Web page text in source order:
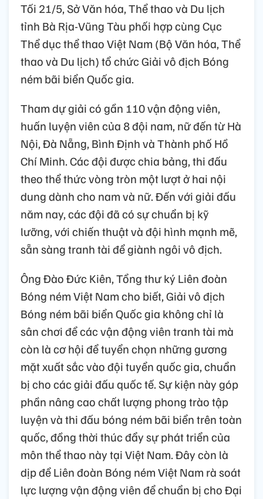
Tối 21/5, Sở Văn hóa, Thể thao và Du lịch
tỉnh Bà Rịa-Vũng Tàu phối hợp cùng Cục
Thể dục thể thao Việt Nam (Bộ Văn hóa, Thể
thao và Du lịch) tổ chức Giải vô địch Bóng
ném bãi biển Quốc gia.
Tham dự giải có gần 110 vận động viên,
huấn luyện viên của 8 đội nam, nữ đến từ Hà
Nội, Đà Nẵng, Bình Định và Thành phố Hồ
Chí Minh. Các đội được chia bảng, thi đấu
theo thể thức vòng tròn một lượt ở hai nội
dung dành cho nam và nữ. Đến với giải đấu
năm nay, các đội đã có sự chuẩn bị kỹ
lưỡng, với chiến thuật và đội hình mạnh mẽ,
sẵn sàng tranh tài để giành ngôi vô địch.
Ông Đào Đức Kiên, Tổng thư ký Liên đoàn
Bóng ném Việt Nam cho biết, Giải vô địch
Bóng ném bãi biển Quốc gia không chỉ là
sân chơi để các vận động viên tranh tài mà
còn là cơ hội để tuyển chọn những gương
mặt xuất sắc vào đội tuyển quốc gia, chuẩn
bị cho các giải đấu quốc tế. Sự kiện này góp
phần nâng cao chất lượng phong trào tập
luyện và thi đấu bóng ném bãi biển trên toàn
quốc, đồng thời thúc đẩy sự phát triển của
môn thể thao này tại Việt Nam. Đây còn là
dịp để Liên đoàn Bóng ném Việt Nam rà soát
lực lượng vận động viên để chuẩn bị cho Đại